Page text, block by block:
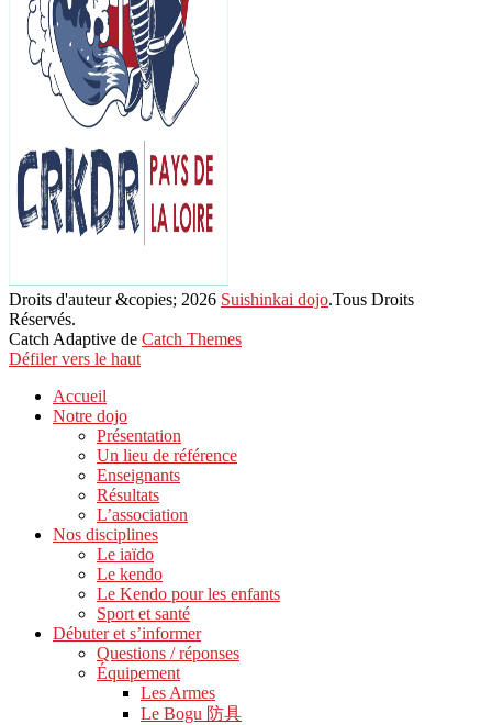
Droits d'auteur &copies; 2026 Suishinkai dojo.Tous Droits
Réservés.
Catch Adaptive de Catch Themes
Défiler vers le haut
Accueil
Notre dojo
Présentation
Un lieu de référence
Enseignants
Résultats
L’association
Nos disciplines
Le iaïdo
Le kendo
Le Kendo pour les enfants
Sport et santé
Débuter et s’informer
Questions / réponses
Équipement
Les Armes
Le Bogu 防具